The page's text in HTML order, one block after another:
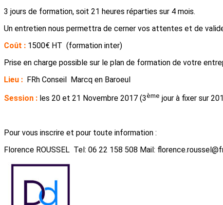
3 jours de formation, soit 21 heures réparties sur 4 mois.
Un entretien nous permettra de cerner vos attentes et de
Coût : 1500€ HT (formation inter)
Prise en charge possible sur le plan de formation de votre
Lieu : FRh Conseil Marcq en Baroeul
Session : les 20 et 21 Novembre 2017 (3ème jour à fixer sur
Pour vous inscrire et pour toute information :
Florence ROUSSEL Tel: 06 22 158 508 Mail: